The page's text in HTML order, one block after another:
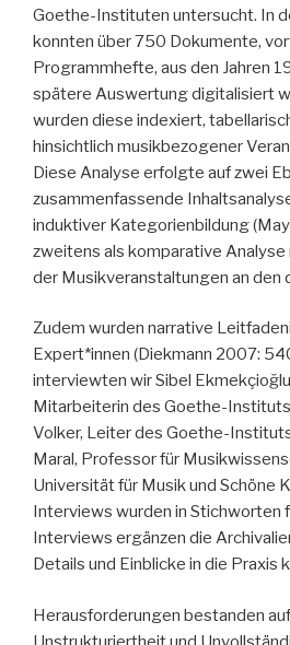
Goethe-Instituten untersucht. In
konnten über 750 Dokumente,
Programmhefte, aus den Jahren
spätere Auswertung digitalisiert
wurden diese indexiert,
hinsichtlich musikbezogener
Diese Analyse erfolgte auf zwei
zusammenfassende
induktiver Kategorienbildung
zweitens als komparative
der Musikveranstaltungen an
Zudem wurden narrative
Expert*innen (Diekmann 2007:
interviewten wir Sibel
Mitarbeiterin des Goethe-Instituts
Volker, Leiter des Goethe-
Maral, Professor für
Universität für Musik und Schöne
Interviews wurden in Stichworten
Interviews ergänzen die
Details und Einblicke in die Praxis
Herausforderungen bestanden